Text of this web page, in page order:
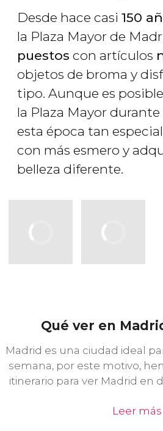
Desde hace casi 150
la Plaza Mayor de
puestos con artículos
objetos de broma y
tipo. Aunque es
la Plaza Mayor
esta época tan
con más esmero y
belleza diferente.
Qué ver en
Madrid es una ciudad ideal
semana, por este motivo,
itinerario para ver Madrid en
Leer más